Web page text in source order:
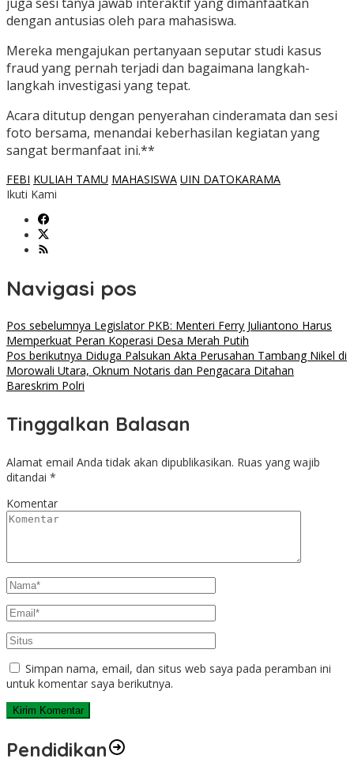
dengan antusias oleh para mahasiswa.
Mereka mengajukan pertanyaan seputar studi kasus
fraud yang pernah terjadi dan bagaimana langkah-
langkah investigasi yang tepat.
Acara ditutup dengan penyerahan cinderamata dan sesi
foto bersama, menandai keberhasilan kegiatan yang
sangat bermanfaat ini.**
FEBI KULIAH TAMU MAHASISWA UIN DATOKARAMA
Ikuti Kami
Navigasi pos
Pos sebelumnya Legislator PKB: Menteri Ferry Juliantono Harus
Memperkuat Peran Koperasi Desa Merah Putih
Pos berikutnya Diduga Palsukan Akta Perusahan Tambang Nikel di
Morowali Utara, Oknum Notaris dan Pengacara Ditahan
Bareskrim Polri
Tinggalkan Balasan
Alamat email Anda tidak akan dipublikasikan. Ruas yang wajib
ditandai *
Komentar
Simpan nama, email, dan situs web saya pada peramban ini
untuk komentar saya berikutnya.
Pendidikan